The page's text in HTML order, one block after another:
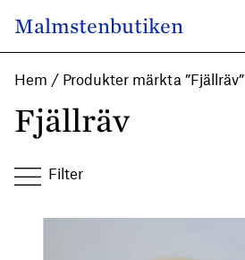
Main Navigation
Malmstenbutiken
Hem / Produkter märkta ”Fjällräv”
Fjällräv
Filter